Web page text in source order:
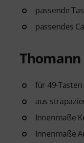
passende
passendes
Thomann
für 49-
aus
Innenmaße
Innenmaße